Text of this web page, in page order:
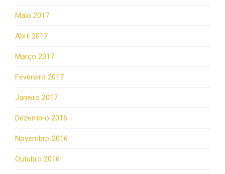
Maio 2017
Abril 2017
Março 2017
Fevereiro 2017
Janeiro 2017
Dezembro 2016
Novembro 2016
Outubro 2016